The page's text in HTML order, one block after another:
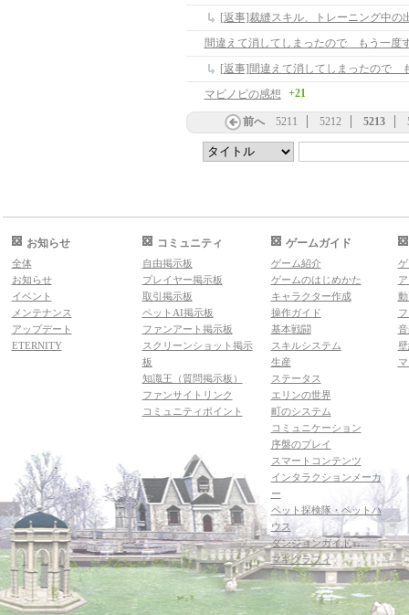
[返事]裁縫スキル、トレーニング中の
間違えて消してしまったので もう一度
マビノビの感想 +21
前へ 5211 5212 5213
お知らせ
全体
お知らせ
イベント
メンテナンス
アップデート
ETERNITY
コミュニティ
自由掲示板
プレイヤー掲示板
取引掲示板
ペットAI掲示板
ファンアート掲示板
スクリーンショット掲示
板
知識王（質問掲示板）
ファンサイトリンク
コミュニティポイント
ゲームガイド
ゲーム紹介
ゲームのはじめかた
キャラクター作成
操作ガイド
基本戦闘
スキルシステム
生産
ステータス
エリンの世界
町のシステム
コミュニケーション
序盤のプレイ
スマートコンテンツ
インタラクションメーカ
ー
ペット探検隊・ペットハ
ウス
ダンジョンガイド
マギグラフィ